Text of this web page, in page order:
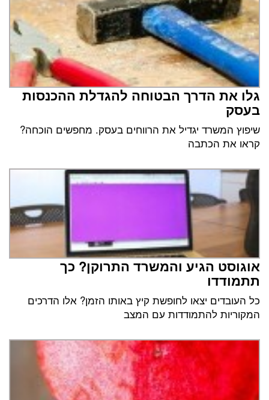
גלו את הדרך הבטוחה להגדלת ההכנסות
בעסק
שיפוץ המשרד יגדיל את הרווחים בעסק. מחפשים הוכחה?
קראו את הכתבה
אוגוסט הגיע והמשרד התרוקן? כך
תתמודדו
כל העובדים יצאו לחופשת קיץ באותו הזמן? אלו הדרכים
המקוריות להתמודדות עם המצב